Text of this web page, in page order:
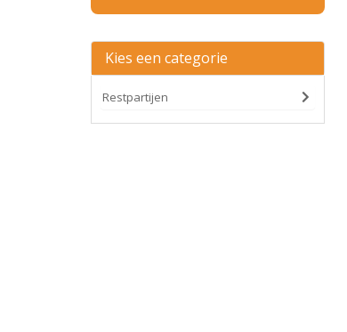
Kies een categorie
Restpartijen